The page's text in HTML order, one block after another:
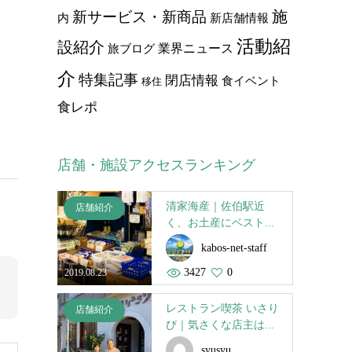
内 新サービス・新商品 新店舗情報 施
設紹介 旅ブログ 業界ニュース 活動紹
介 特集記事 移住 閉店情報 食イベント
食レポ
店舗・施設アクセスランキング
2019.08.23
店舗紹介
清家海産｜佐伯駅近
く、お土産にベスト...
kabos-net-staff
3427 0
店舗紹介
レストラン喫茶 いさり
び｜気さくな店主は...